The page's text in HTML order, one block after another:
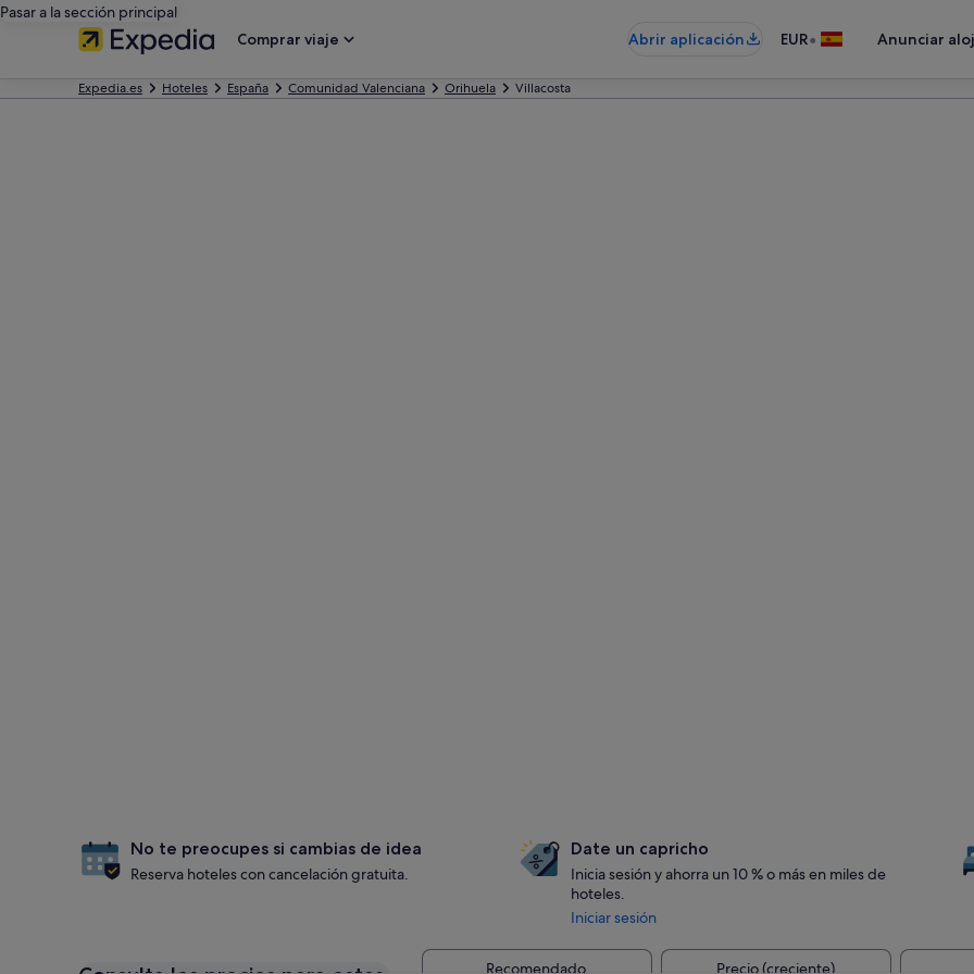
Pasar a la sección principal
Comprar viaje
Abrir aplicación EUR• Anunciar
Expedia.es Hoteles España Comunidad Valenciana Orihuela Villacosta
No te preocupes si cambias de idea
Reserva hoteles con cancelación gratuita.
Date un capricho
Inicia sesión y ahorra un 10 % o más en miles de
hoteles.
Iniciar sesión
Recomendado Precio (creciente)